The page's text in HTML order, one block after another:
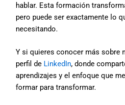
hablar. Esta formación
pero puede ser exactamente lo
necesitando.
Y si quieres conocer más sobre
perfil de LinkedIn, donde
aprendizajes y el enfoque que
formar para transformar.